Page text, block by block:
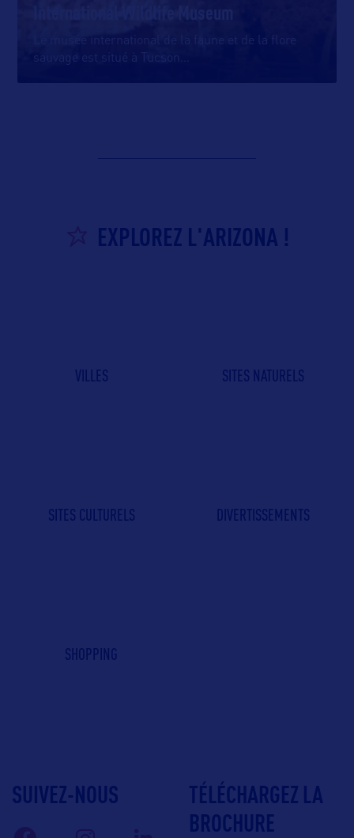
International Wildlife Museum
Le musée international de la faune et de la flore
sauvage est situé à Tucson
EXPLOREZ L'ARIZONA !
VILLES SITES NATURELS
SITES CULTURELS DIVERTISSEMENTS
SHOPPING
SUIVEZ-NOUS
TÉLÉCHARGEZ LA
BROCHURE